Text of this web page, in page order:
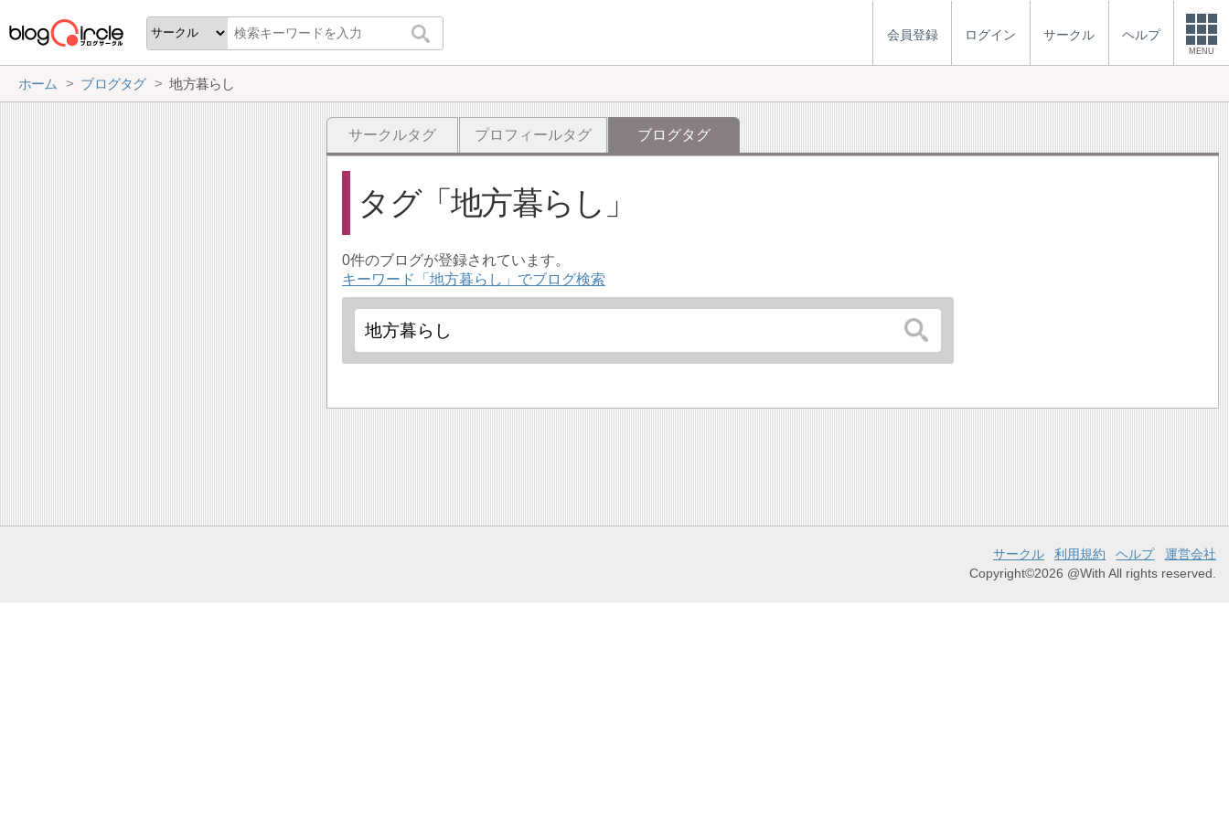
会員登録 ログイン サークル ヘルプ
MENU
ホーム ブログタグ 地方暮らし
サークルタグ プロフィールタグ ブログタグ
タグ 地方暮らし
0件のブログが登録されています。
キーワード「地方暮らし」でブログ検索
サークル 利用規約 ヘルプ
運営会社
Copyright©2026 @With All rights reserved.